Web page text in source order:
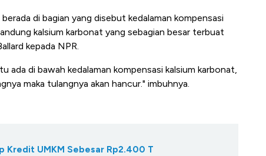
di bagian yang disebut kedalaman kompensasi
kalsium karbonat yang sebagian besar terbuat
kepada NPR.
ada di bawah kedalaman kompensasi kalsium karbonat,
maka tulangnya akan hancur." imbuhnya.
Kredit UMKM Sebesar Rp2.400 T